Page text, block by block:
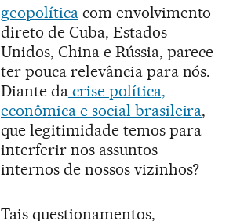
geopolíticacom envolvimento
direto de Cuba, Estados
Unidos, China e Rússia, parece
ter pouca relevância para nós.
Diante dacrise política,
econômica e social brasileira,
que legitimidade temos para
interferir nos assuntos
internos de nossos vizinhos?
Tais questionamentos,